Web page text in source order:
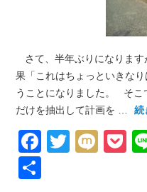
さて、半年ぶりになりま
果「これはちょっといきな
うことになりました。 そこ
だけを抽出して計画を …
続
Facebook
Twitter
Mixi
共